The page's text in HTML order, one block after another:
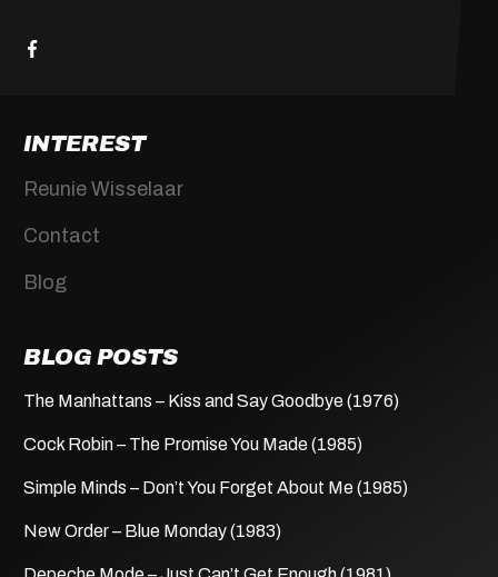
INTEREST
Reunie Wisselaar
Contact
Blog
BLOG POSTS
The Manhattans – Kiss and Say Goodbye (1976)
Cock Robin – The Promise You Made (1985)
Simple Minds – Don’t You Forget About Me (1985)
New Order – Blue Monday (1983)